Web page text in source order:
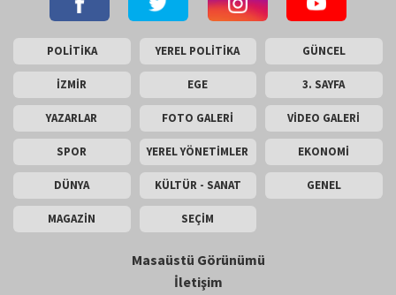
POLİTİKA YEREL POLİTİKA GÜNCEL
İZMİR EGE 3. SAYFA
YAZARLAR FOTO GALERİ VİDEO GALERİ
SPOR YEREL YÖNETİMLER EKONOMİ
DÜNYA KÜLTÜR - SANAT GENEL
MAGAZİN SEÇİM
Masaüstü Görünümü
İletişim